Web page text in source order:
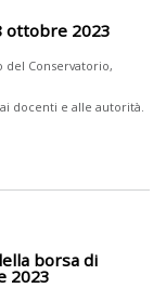
ottobre 2023
del Conservatorio,
docenti e alle autorità.
borsa di
2023